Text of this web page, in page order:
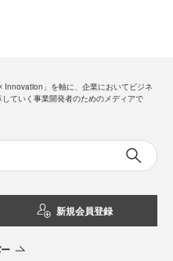
Innovation」を軸に、企業においてビジネ
していく事業開発者のためのメディアで
新規会員登録